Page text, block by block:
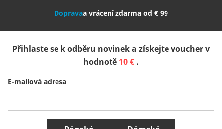
Slovenija
Belgique (Français) Danmark Norge
Všechny země
Dopravaa vrácení zdarma od € 99
Přihlaste se k odběru novinek a získejte voucher v
hodnotě 10 € .
E-mailová adresa